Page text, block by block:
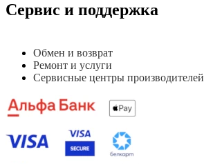
Сервис и поддержка
Обмен и возврат
Ремонт и услуги
Сервисные центры производителей